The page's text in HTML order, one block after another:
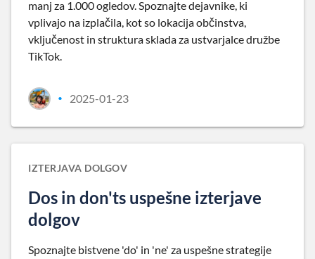
manj za 1.000 ogledov. Spoznajte dejavnike, ki
vplivajo na izplačila, kot so lokacija občinstva,
vključenost in struktura sklada za ustvarjalce družbe
TikTok.
• 2025-01-23
IZTERJAVA DOLGOV
Dos in don'ts uspešne izterjave
dolgov
Spoznajte bistvene 'do' in 'ne' za uspešne strategije